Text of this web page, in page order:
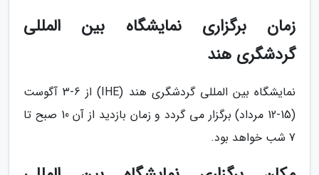
زمان برگزاری نمایشگاه بین المللی
گردشگری هند
نمایشگاه بین المللی گردشگری هند (IHE) از 6-3 آگوست
(15-12 مرداد) برگزار می گردد و زمان بازدید از آن 10 صبح تا
7 شب خواهد بود.